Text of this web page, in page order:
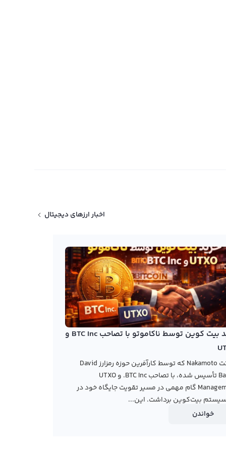
اخبار ارزهای دیجیتال
خرید بیت کوین توسط ناکاموتو با تصاحب BTC Inc و
شرکت Nakamoto که توسط کارآفرین حوزه رمزارز David
Bailey تأسیس شده، با تصاحب BTC Inc. و UTXO
Management گام مهمی در مسیر تقویت جایگاه خود در
بیت‌کوین برداشت. این...
خواندن